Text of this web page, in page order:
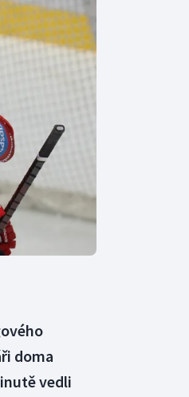
Triatlon
Veslování
Volejbal
Ostatní
doma
vedli